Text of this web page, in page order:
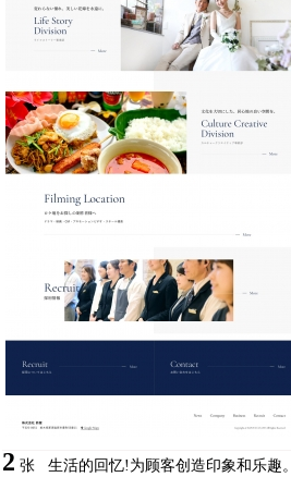
2 张 生活的回忆!为顾客创造印象和乐趣。